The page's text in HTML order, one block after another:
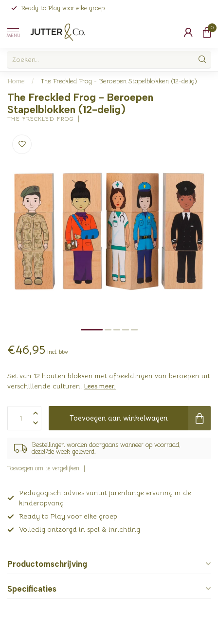
Ready to Play voor elke groep
MENU
0
Home / The Freckled Frog - Beroepen Stapelblokken (12-delig)
The Freckled Frog - Beroepen
Stapelblokken (12-delig)
THE FRECKLED FROG
€46,95 Incl. btw
Set van 12 houten blokken met afbeeldingen van beroepen uit
verschillende culturen. Lees meer.
Toevoegen aan winkelwagen
Bestellingen worden doorgaans wanneer op voorraad,
dezelfde week geleverd.
Toevoegen om te vergelijken
Pedagogisch advies vanuit jarenlange ervaring in de
kinderopvang
Ready to Play voor elke groep
Volledig ontzorgd in spel & inrichting
Productomschrijving
Specificaties